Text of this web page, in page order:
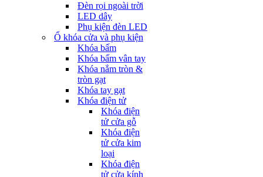
Đèn rọi ngoài trời
LED dây
Phụ kiện đèn LED
Ổ khóa cửa và phụ kiện
Khóa bấm
Khóa bấm vân tay
Khóa nắm tròn &
tròn gạt
Khóa tay gạt
Khóa điện tử
Khóa điện
tử cửa gỗ
Khóa điện
tử cửa kim
loại
Khóa điện
tử cửa kính